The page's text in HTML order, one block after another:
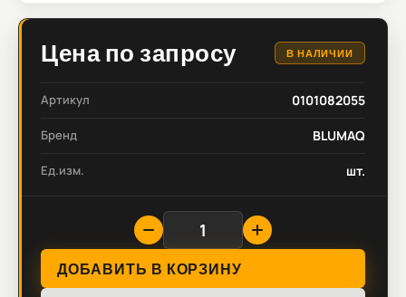
Цена по запросу В НАЛИЧИИ
Артикул 0101082055
Бренд BLUMAQ
Ед.изм. шт.
ДОБАВИТЬ В КОРЗИНУ